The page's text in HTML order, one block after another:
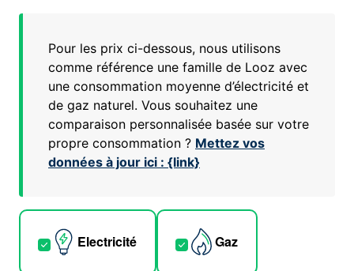
Pour les prix ci-dessous, nous utilisons
comme référence une famille de Looz avec
une consommation moyenne d’électricité et
de gaz naturel. Vous souhaitez une
comparaison personnalisée basée sur votre
propre consommation ? Mettez vos
données à jour ici : {link}
Electricité Gaz